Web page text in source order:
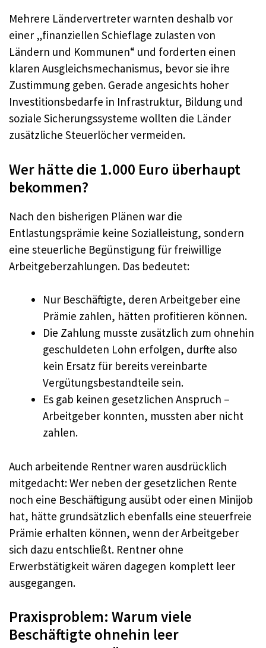
Mehrere Ländervertreter warnten deshalb vor
einer „finanziellen Schieflage zulasten von
Ländern und Kommunen“ und forderten einen
klaren Ausgleichsmechanismus, bevor sie ihre
Zustimmung geben. Gerade angesichts hoher
Investitionsbedarfe in Infrastruktur, Bildung und
soziale Sicherungssysteme wollten die Länder
zusätzliche Steuerlöcher vermeiden.
Wer hätte die 1.000 Euro überhaupt
bekommen?
Nach den bisherigen Plänen war die
Entlastungsprämie keine Sozialleistung, sondern
eine steuerliche Begünstigung für freiwillige
Arbeitgeberzahlungen. Das bedeutet:
Nur Beschäftigte, deren Arbeitgeber eine
Prämie zahlen, hätten profitieren können.
Die Zahlung musste zusätzlich zum ohnehin
geschuldeten Lohn erfolgen, durfte also
kein Ersatz für bereits vereinbarte
Vergütungsbestandteile sein.
Es gab keinen gesetzlichen Anspruch –
Arbeitgeber konnten, mussten aber nicht
zahlen.
Auch arbeitende Rentner waren ausdrücklich
mitgedacht: Wer neben der gesetzlichen Rente
noch eine Beschäftigung ausübt oder einen Minijob
hat, hätte grundsätzlich ebenfalls eine steuerfreie
Prämie erhalten können, wenn der Arbeitgeber
sich dazu entschließt. Rentner ohne
Erwerbstätigkeit wären dagegen komplett leer
ausgegangen.
Praxisproblem: Warum viele
Beschäftigte ohnehin leer